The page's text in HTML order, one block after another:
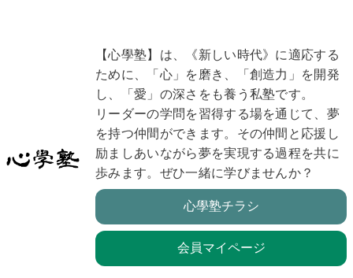
【心學塾】は、《新しい時代》に適応する
ために、「心」を磨き、「創造力」を開発
し、「愛」の深さをも養う私塾です。
リーダーの学問を習得する場を通じて、夢
を持つ仲間ができます。その仲間と応援し
励ましあいながら夢を実現する過程を共に
歩みます。ぜひ一緒に学びませんか？
心學塾チラシ
会員マイページ